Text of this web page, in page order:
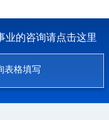
业的咨询请点击这里
表格填写